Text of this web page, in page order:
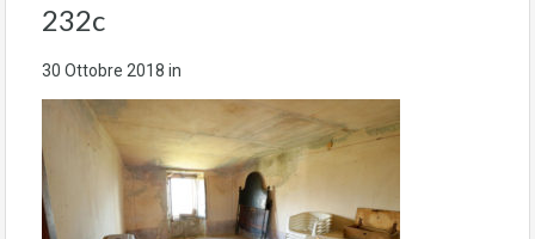
232c
30 Ottobre 2018 in